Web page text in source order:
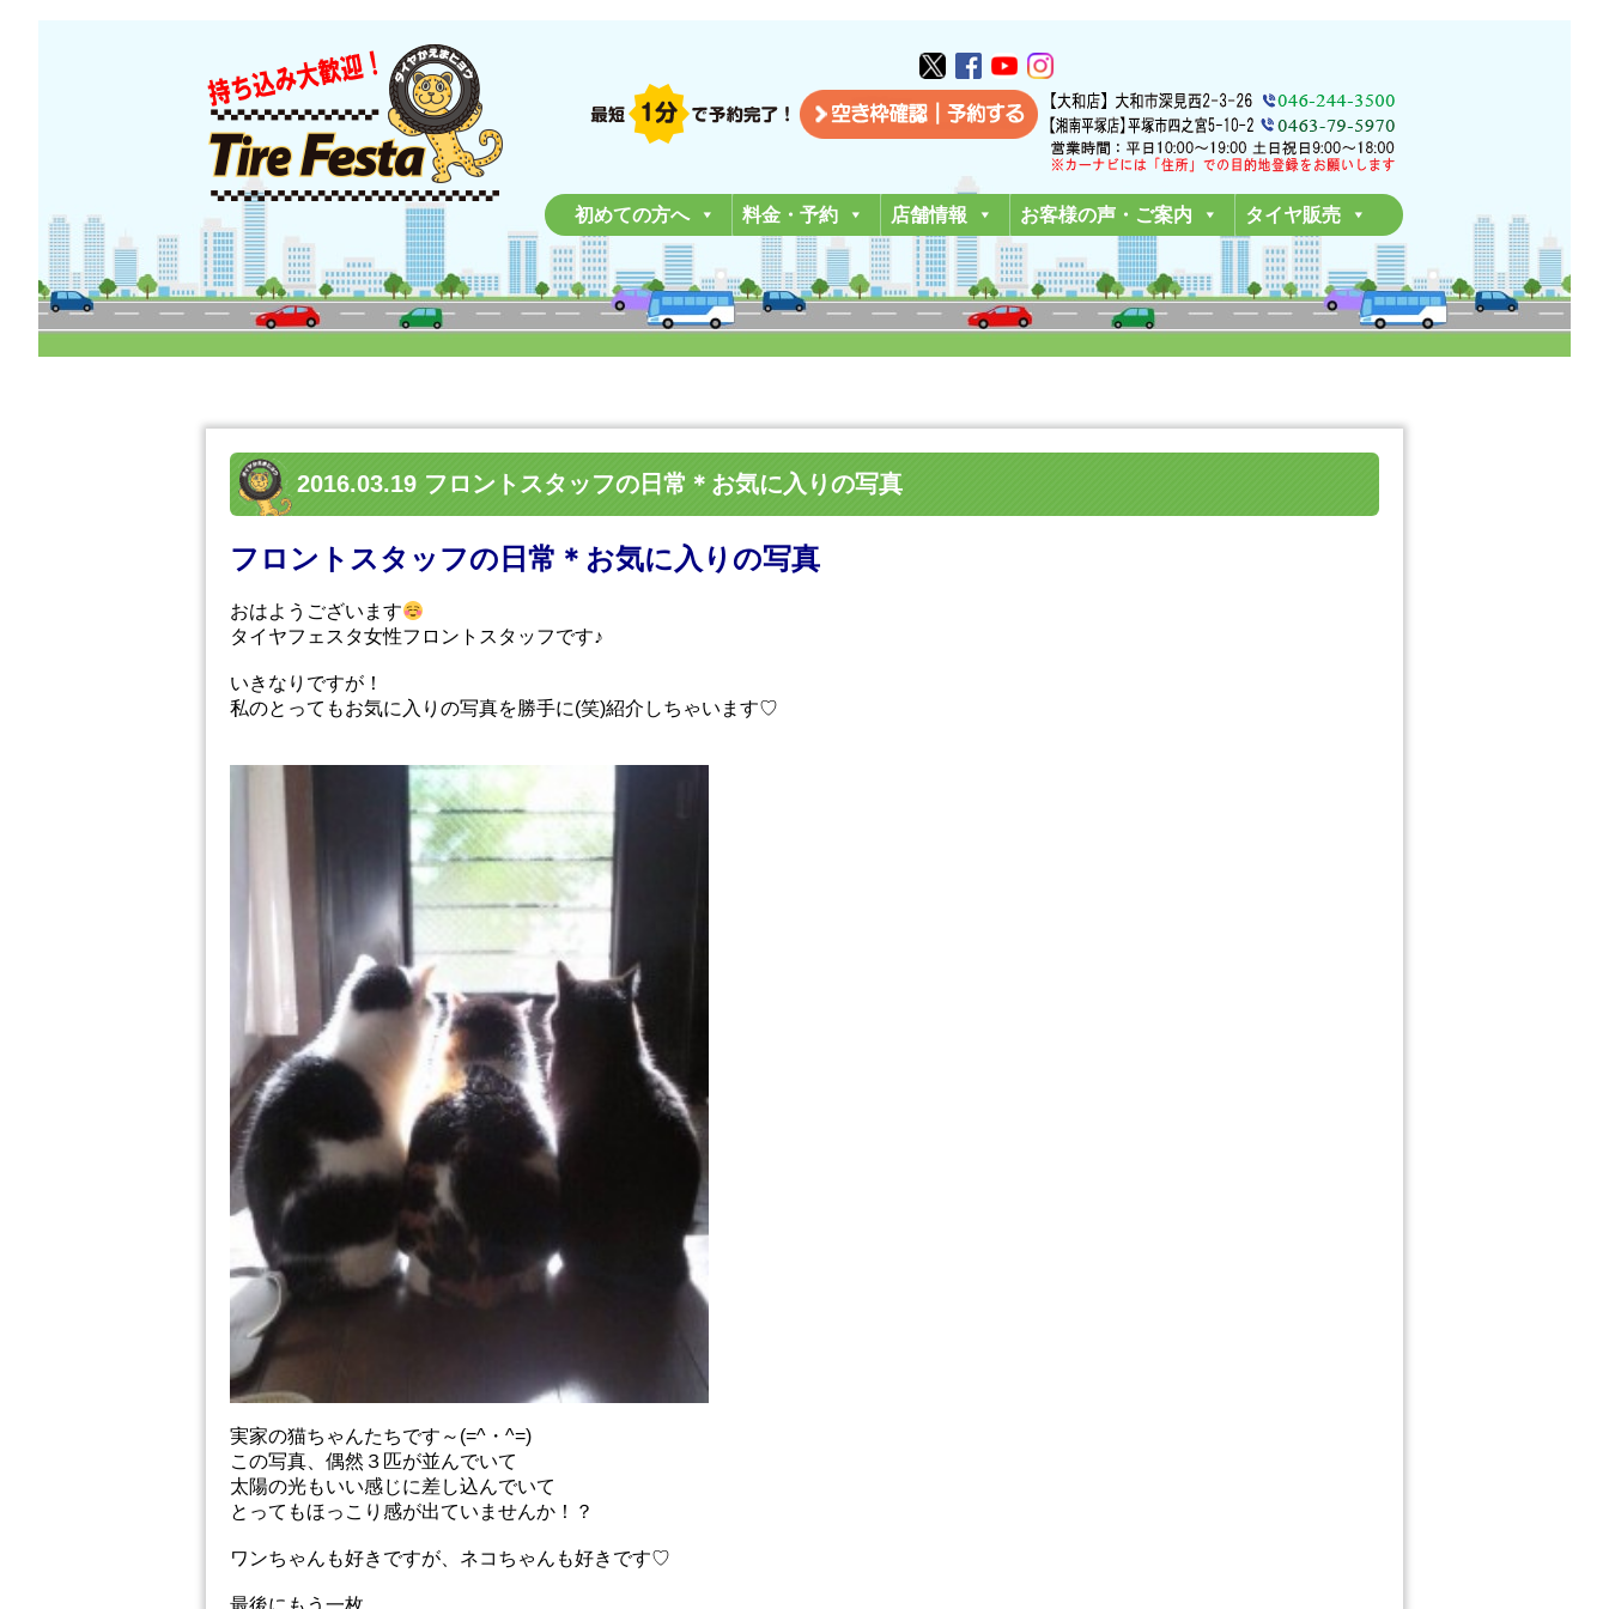
初めての方へ 料金・予約 店舗情報 お客様の声・ご案内 タイヤ販売
2016.03.19 フロントスタッフの日常＊お気に入りの写真
フロントスタッフの日常＊お気に入りの写真
おはようございます
タイヤフェスタ女性フロントスタッフです♪
いきなりですが！
私のとってもお気に入りの写真を勝手に(笑)紹介しちゃいます♡
実家の猫ちゃんたちです～(=^・^=)
この写真、偶然３匹が並んでいて
太陽の光もいい感じに差し込んでいて
とってもほっこり感が出ていませんか！？
ワンちゃんも好きですが、ネコちゃんも好きです♡